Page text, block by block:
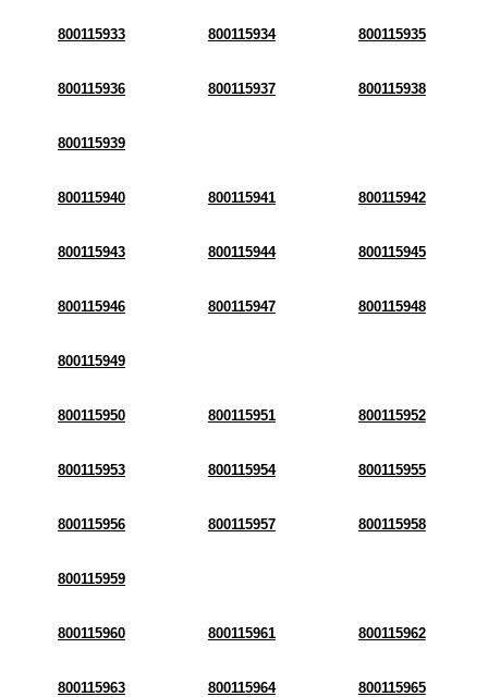
800115933 800115934 800115935
800115936 800115937 800115938
800115939
800115940 800115941 800115942
800115943 800115944 800115945
800115946 800115947 800115948
800115949
800115950 800115951 800115952
800115953 800115954 800115955
800115956 800115957 800115958
800115959
800115960 800115961 800115962
800115963 800115964 800115965